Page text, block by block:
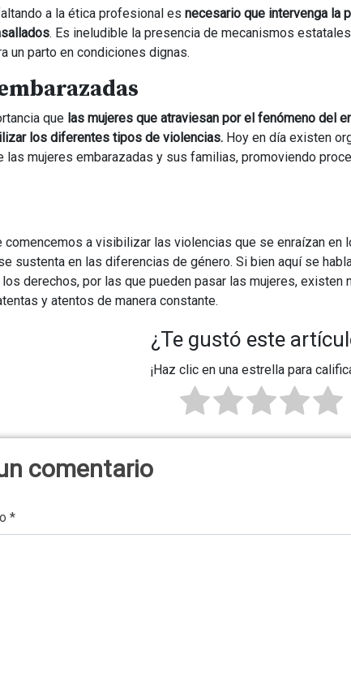
a la ética profesional es necesario que intervenga la
. Es ineludible la presencia de mecanismos
un parto en condiciones dignas.
que las mujeres que atraviesan por el fenómeno del
los diferentes tipos de violencias. Hoy en día existen
las mujeres embarazadas y sus familias, promoviendo
comencemos a visibilizar las violencias que se enraízan en
sustenta en las diferencias de género. Si bien aquí se
derechos, por las que pueden pasar las mujeres,
y atentos de manera constante.
¿Te gustó este
¡Haz clic en una estrella para
comentario
*